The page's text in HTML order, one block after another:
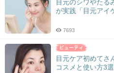
目元のシワやたる
が実践「目元アイ
7693
目元ケア初めてさ
コスメと使い方3選